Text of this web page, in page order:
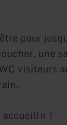
pour
une
visiteurs
accueillir !